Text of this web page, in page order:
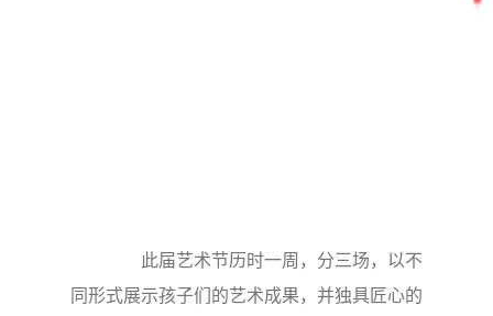
此届艺术节历时一周，分三场，以不
同形式展示孩子们的艺术成果，并独具匠心的